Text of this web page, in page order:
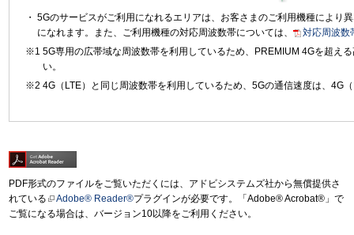
5Gのサービスがご利用になれるエリアは、お客さまのご利用機種により
になれます。また、ご利用機種の対応周波数帯については、
対応周波数
5G専用の広帯域な周波数帯を利用しているため、PREMIUM 4Gを超え
い。
4G（LTE）と同じ周波数帯を利用しているため、5Gの通信速度は、4G
PDF形式のファイルをご覧いただくには、アドビシステムズ社から無償提供さ
れている
Adobe® Reader®プラグインが必要です。「Adobe® Acrobat®」で
ご覧になる場合は、バージョン10以降をご利用ください。